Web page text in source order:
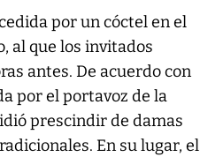
por un cóctel en el
al que los invitados
antes. De acuerdo con
por el portavoz de la
prescindir de damas
En su lugar, el